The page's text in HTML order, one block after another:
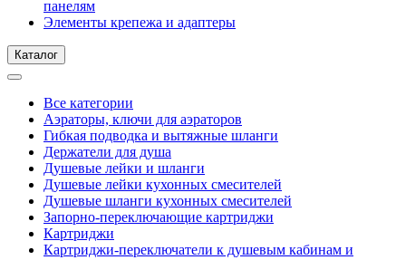
панелям
Элементы крепежа и адаптеры
Каталог
Все категории
Аэраторы, ключи для аэраторов
Гибкая подводка и вытяжные шланги
Держатели для душа
Душевые лейки и шланги
Душевые лейки кухонных смесителей
Душевые шланги кухонных смесителей
Запорно-переключающие картриджи
Картриджи
Картриджи-переключатели к душевым кабинам и